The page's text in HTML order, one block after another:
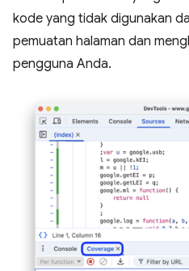
kode yang tidak digunakan
pemuatan halaman dan
pengguna Anda.